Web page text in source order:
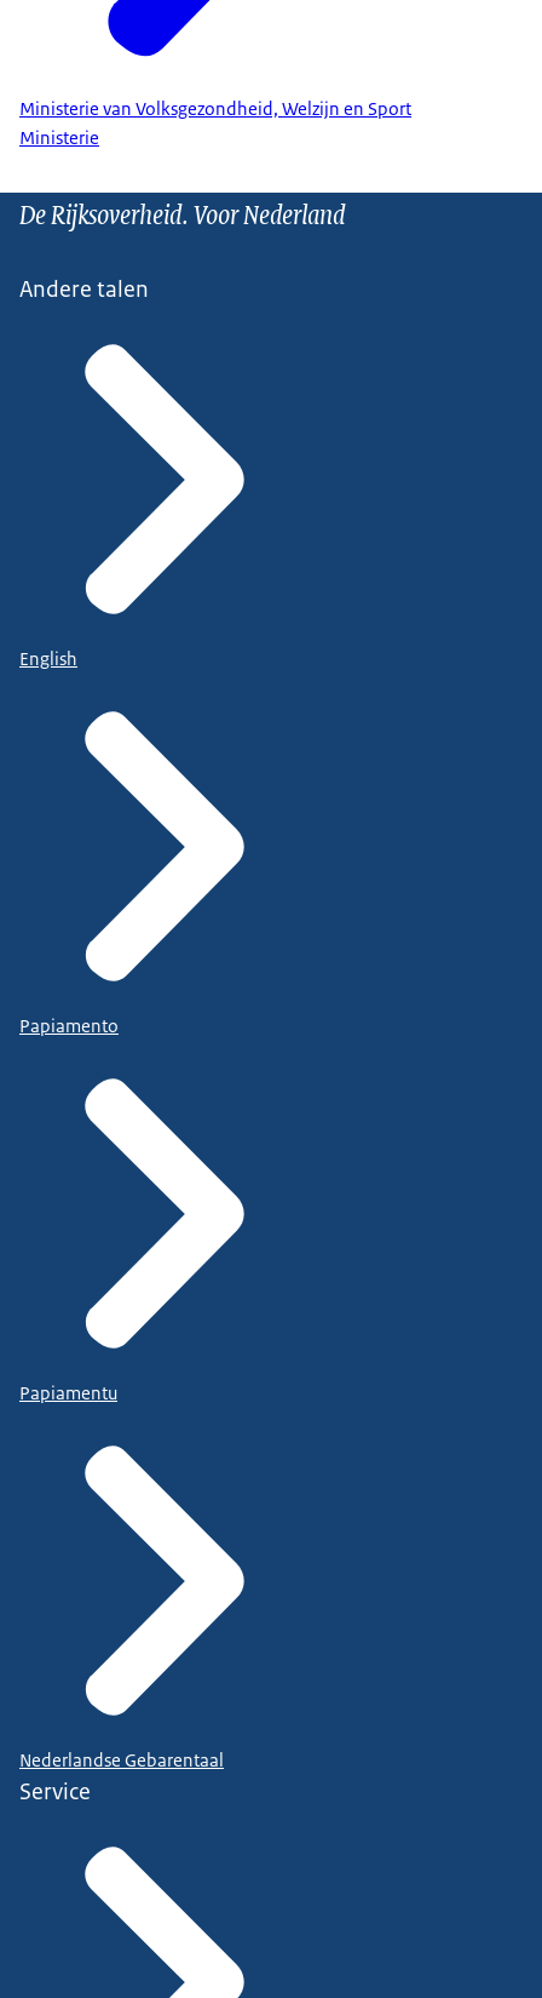
Ministerie van Volksgezondheid, Welzijn en Sport
Ministerie
De Rijksoverheid. Voor Nederland
Andere talen
English
Papiamento
Papiamentu
Nederlandse Gebarentaal
Service